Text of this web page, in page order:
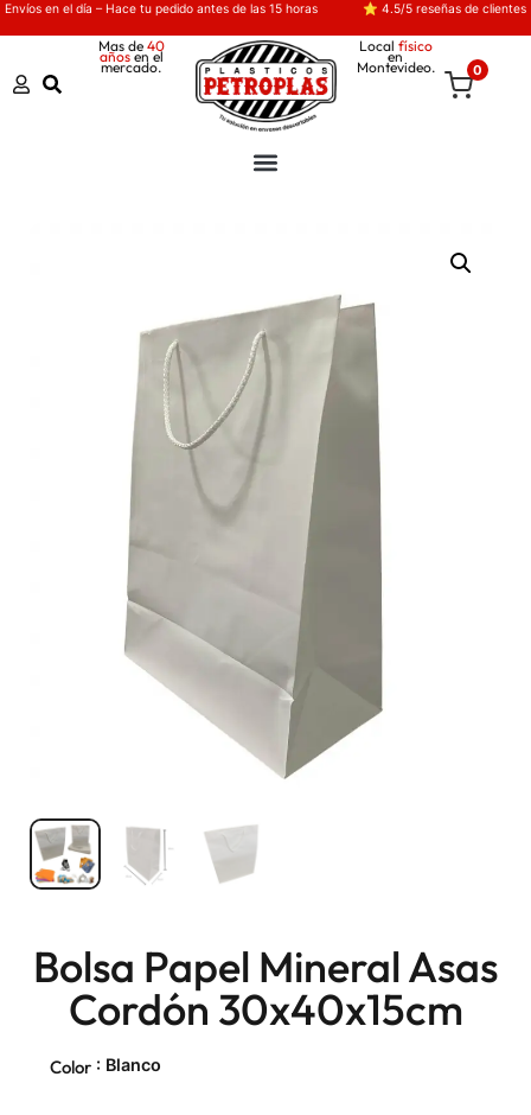
Envíos en el día – Hace tu pedido antes de las 15 horas ⭐ 4.5/5 reseñas de clientes
Mas de 40
añosen el
mercado.
Local físico
en
Montevideo. 0
Bolsa Papel Mineral Asas
Cordón 30x40x15cm
Color : Blanco